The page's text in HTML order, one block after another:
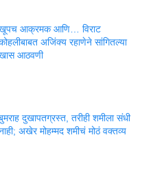
आक्रमक आणि… विराट
अजिंक्य रहाणेने सांगितल्या
आठवणी
दुखापतग्रस्त, तरीही शमीला संधी
अखेर मोहम्मद शमीचं मोठं वक्तव्य